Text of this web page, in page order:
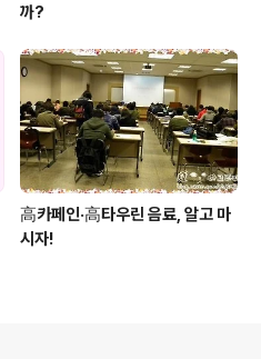
까?
高카페인·高타우린 음료, 알고 마
시자!